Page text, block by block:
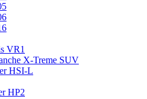
VR1
X-Treme SUV
HSI-L
HP2